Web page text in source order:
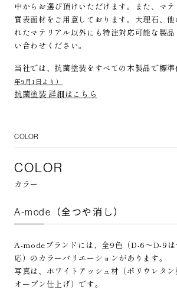
中からお選び頂けいただけます。また、マ
質表面材をご用意しております。大理石、
れたマテリアル以外にも特注対応可能な製
い合わせください。
当社では、抗菌塗装をすべての木製品で標
年9月1日より）
抗菌塗装 詳細はこちら
COLOR
AD CORE / NEO CLASSICO（3分つや）
COLOR
カラー
A-mode（全つや消し）
A-modeブランドには、全9色（D-6〜D-9は
応）のカラーバリエーションがあります。
写真は、ホワイトアッシュ材（ポリウレタン
オープン仕上げ）です。